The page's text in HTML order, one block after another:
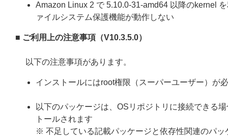
Amazon Linux 2 で 5.10.0-31-amd64 以降のkernel
ァイルシステム保護機能が動作しない
■ ご利用上の注意事項（V10.3.5.0）
以下の注意事項があります。
インストールにはroot権限（スーパーユーザー）が
以下のパッケージは、OSリポジトリに接続できる
トールされます
※ 不足している記載パッケージと依存性関連のパ